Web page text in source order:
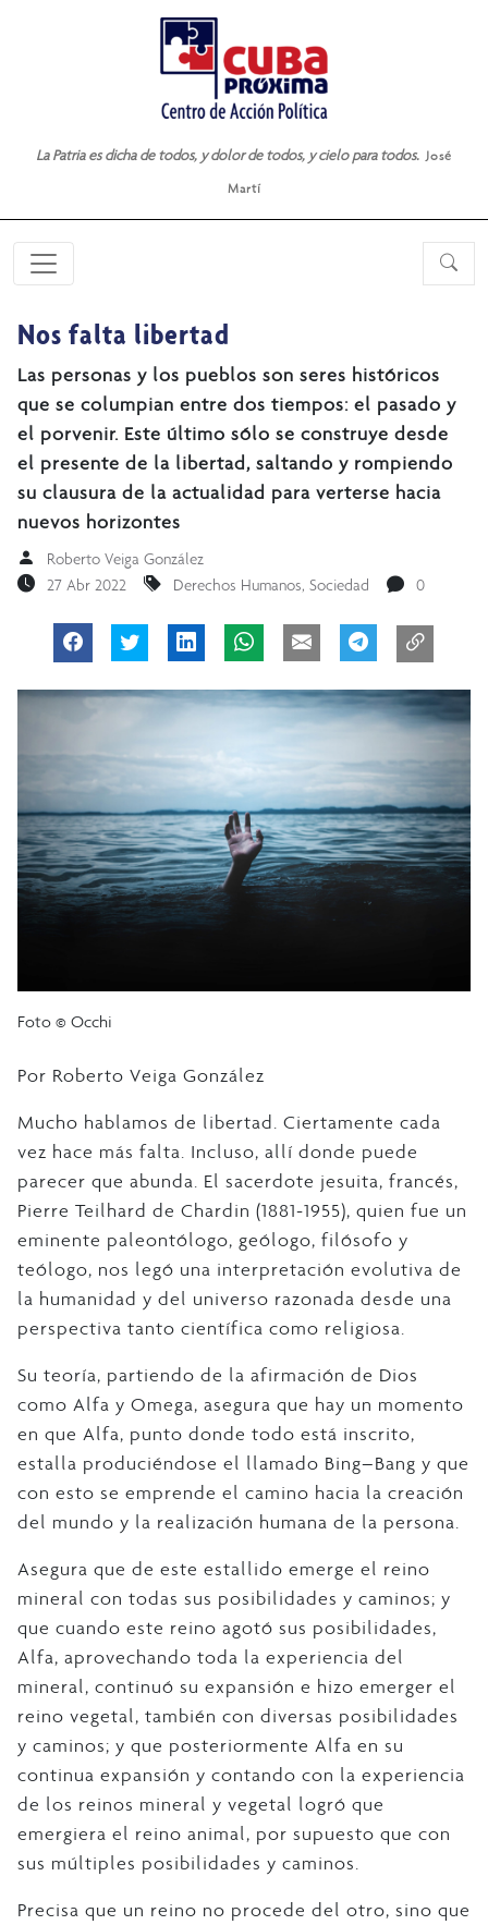
La Patria es dicha de todos, y dolor de todos, y cielo para todos. José
Martí
Nos falta libertad
Las personas y los pueblos son seres históricos
que se columpian entre dos tiempos: el pasado y
el porvenir. Este último sólo se construye desde
el presente de la libertad, saltando y rompiendo
su clausura de la actualidad para verterse hacia
nuevos horizontes
Roberto Veiga González
27 Abr 2022
Derechos Humanos, Sociedad 0
Foto © Occhi
Por Roberto Veiga González
Mucho hablamos de libertad. Ciertamente cada
vez hace más falta. Incluso, allí donde puede
parecer que abunda. El sacerdote jesuita, francés,
Pierre Teilhard de Chardin (1881-1955), quien fue un
eminente paleontólogo, geólogo, filósofo y
teólogo, nos legó una interpretación evolutiva de
la humanidad y del universo razonada desde una
perspectiva tanto científica como religiosa.
Su teoría, partiendo de la afirmación de Dios
como Alfa y Omega, asegura que hay un momento
en que Alfa, punto donde todo está inscrito,
estalla produciéndose el llamado Bing–Bang y que
con esto se emprende el camino hacia la creación
del mundo y la realización humana de la persona.
Asegura que de este estallido emerge el reino
mineral con todas sus posibilidades y caminos; y
que cuando este reino agotó sus posibilidades,
Alfa, aprovechando toda la experiencia del
mineral, continuó su expansión e hizo emerger el
reino vegetal, también con diversas posibilidades
y caminos; y que posteriormente Alfa en su
continua expansión y contando con la experiencia
de los reinos mineral y vegetal logró que
emergiera el reino animal, por supuesto que con
sus múltiples posibilidades y caminos.
Precisa que un reino no procede del otro, sino que